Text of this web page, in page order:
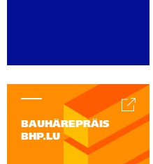
BAUHÄREPRÄIS
BHP.LU